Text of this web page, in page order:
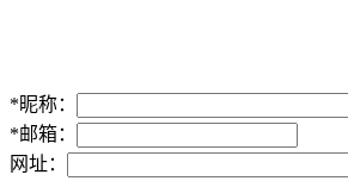
*昵称：
*邮箱：
网址：